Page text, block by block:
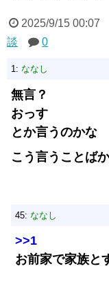
2025/9/15 00:07
談
0
1: ななし
無言？
おっす
とか言うのかな
こう言うことば
45: ななし
>>1
お前家で家族と